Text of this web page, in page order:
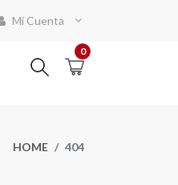
Mi Cuenta
0
HOME 404